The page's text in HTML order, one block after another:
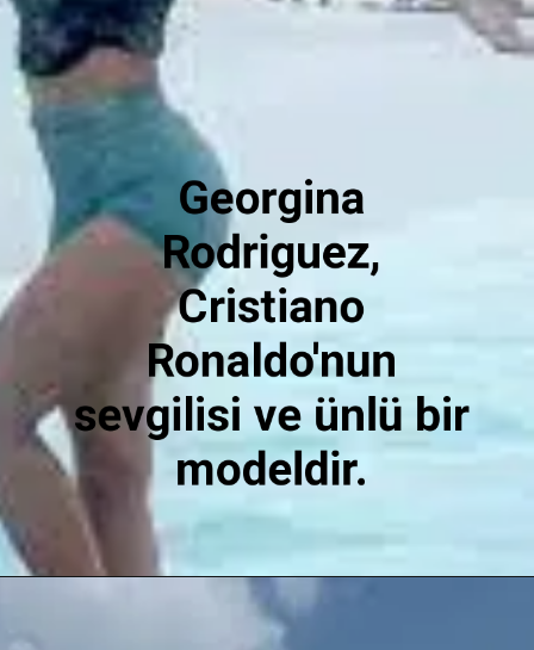
Georgina
Rodriguez,
Cristiano
Ronaldo'nun
sevgilisi ve ünlü bir
modeldir.